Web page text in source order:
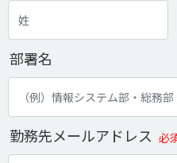
部署名
勤務先メールアドレス 必